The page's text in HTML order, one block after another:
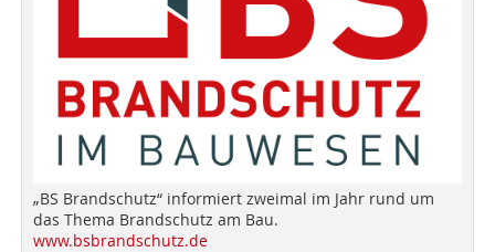
„BS Brandschutz“ informiert zweimal im Jahr rund um
das Thema Brandschutz am Bau.
www.bsbrandschutz.de